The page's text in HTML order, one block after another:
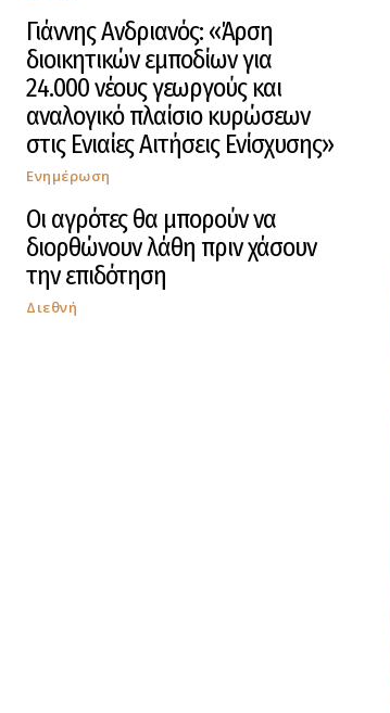
Γιάννης Ανδριανός: «Άρση
διοικητικών εμποδίων για
24.000 νέους γεωργούς και
αναλογικό πλαίσιο κυρώσεων
στις Ενιαίες Αιτήσεις Ενίσχυσης»
Ενημέρωση
Οι αγρότες θα μπορούν να
διορθώνουν λάθη πριν χάσουν
την επιδότηση
Διεθνή